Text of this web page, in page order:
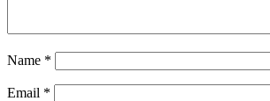
Name *
Email *